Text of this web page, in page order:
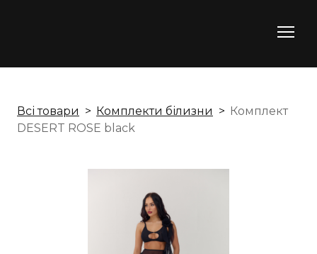
Всі товари Комплекти білизни
Комплект
DESERT ROSE black